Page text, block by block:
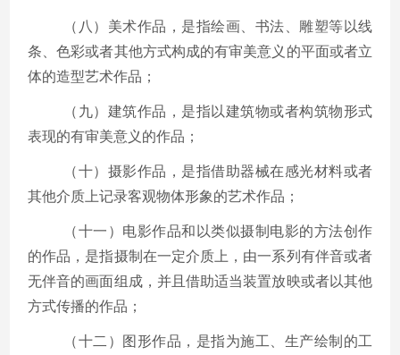
（八）美术作品，是指绘画、书法、雕塑等以线
条、色彩或者其他方式构成的有审美意义的平面或者立
体的造型艺术作品；
（九）建筑作品，是指以建筑物或者构筑物形式
表现的有审美意义的作品；
（十）摄影作品，是指借助器械在感光材料或者
其他介质上记录客观物体形象的艺术作品；
（十一）电影作品和以类似摄制电影的方法创作
的作品，是指摄制在一定介质上，由一系列有伴音或者
无伴音的画面组成，并且借助适当装置放映或者以其他
方式传播的作品；
（十二）图形作品，是指为施工、生产绘制的工